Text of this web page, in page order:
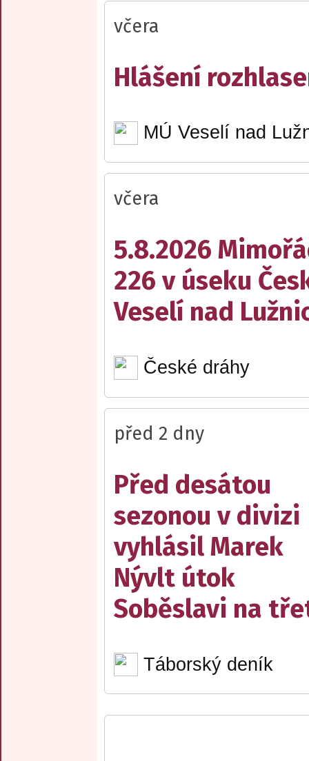
včera
Hlášení
MÚ Veselí nad
včera
5.8.2026
226 v úseku
Veselí nad
České dráhy
před 2 dny
Před desátou
sezonou v divizi
vyhlásil Marek
Nývlt útok
Soběslavi na
Táborský deník